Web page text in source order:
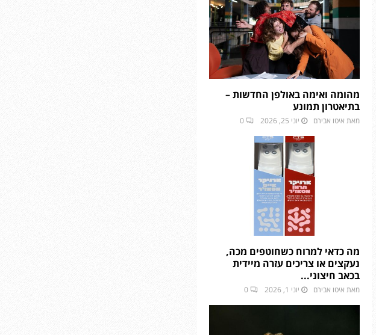
מהומה ואימה באולפן החדשות –
בתיאטרון תמונע
מאת איטו אבירם יוני 25, 2026 0
מה כדאי למרוח כשחוטפים מכה,
נעקצים או צריכים עזרה מיידית
בכאב חיצוני...
מאת איטו אבירם יוני 1, 2026 0